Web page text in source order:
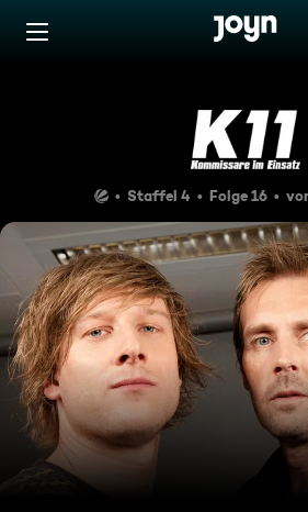
Zum Inhalt springen
Die
Staffel 4 Folge 16